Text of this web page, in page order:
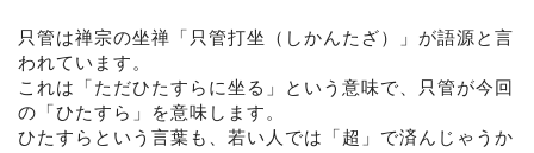
只管は禅宗の坐禅「只管打坐（しかんたざ）」が語源と言
われています。
これは「ただひたすらに坐る」という意味で、只管が今回
の「ひたすら」を意味します。
ひたすらという言葉も、若い人では「超」で済んじゃうか